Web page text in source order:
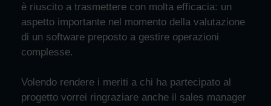
è riuscito a trasmettere con molta efficacia: un
aspetto importante nel momento della valutazione
di un software preposto a gestire operazioni
complesse.
Volendo rendere i meriti a chi ha partecipato al
progetto vorrei ringraziare anche il sales manager